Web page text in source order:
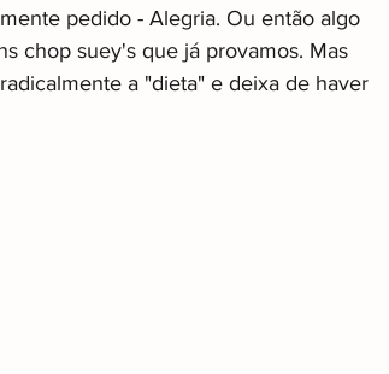
Acesso a Serviços de Saúde
pedido - Alegria. Ou então algo
chop suey's que já provamos. Mas
a "dieta" e deixa de haver